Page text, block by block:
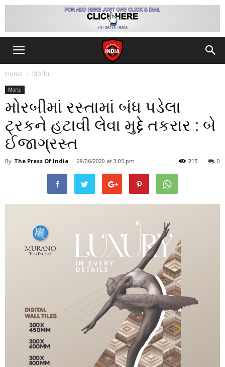
Home Morbi
Morbi
મોરબીમાં રસ્તામાં બંધ પડેલા
ટ્રકને હટાવી લેવા મુદ્દે તકરાર : બે
ઈજાગ્રસ્ત
By The Press Of India - 28/06/2020 at 3:05 pm 0
215